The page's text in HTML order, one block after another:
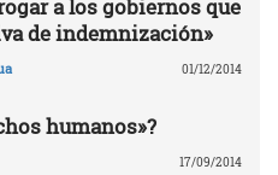
a los gobiernos que
de indemnización»
01/12/2014
humanos»?
17/09/2014